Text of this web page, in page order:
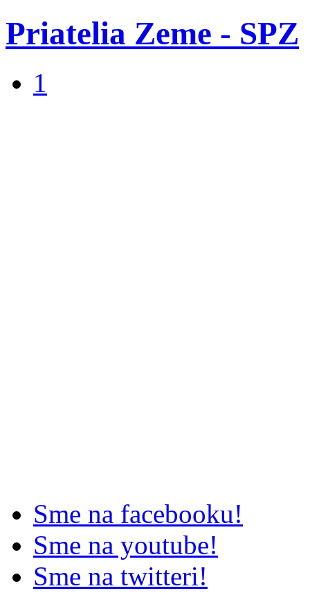
Priatelia Zeme - SPZ
1
Sme na facebooku!
Sme na youtube!
Sme na twitteri!